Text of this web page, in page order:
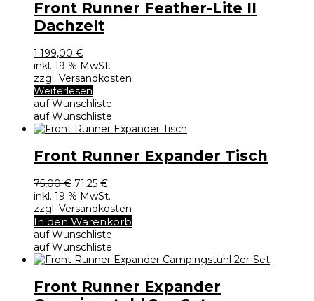
Front Runner Feather-Lite II
Dachzelt
1.199,00 €
inkl. 19 % MwSt.
zzgl. Versandkosten
Weiterlesen
auf Wunschliste
auf Wunschliste
Front Runner Expander Tisch
75,00€ Ursprünglicher
Preis
war:
75,00 €
71,25 €Aktueller
Preis
ist:
71,25 €.
inkl. 19 % MwSt.
zzgl. Versandkosten
In den Warenkorb
auf Wunschliste
auf Wunschliste
Front Runner Expander